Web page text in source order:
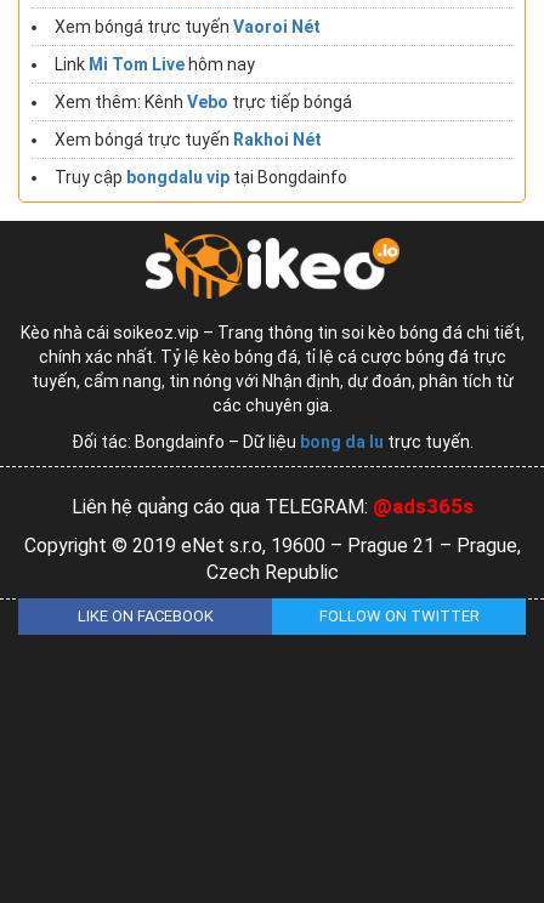
Xem bóngá trực tuyến Vaoroi Nét
Link Mi Tom Live hôm nay
Xem thêm: Kênh Vebo trực tiếp bóngá
Xem bóngá trực tuyến Rakhoi Nét
Truy cập bongdalu vip tại Bongdainfo
Kèo nhà cái soikeoz.vip – Trang thông tin soi kèo bóng đá chi tiết,
chính xác nhất. Tỷ lệ kèo bóng đá, tỉ lệ cá cược bóng đá trực
tuyến, cẩm nang, tin nóng với Nhận định, dự đoán, phân tích từ
các chuyên gia.
Đối tác: Bongdainfo – Dữ liệu bong da lu trực tuyến.
Liên hệ quảng cáo qua TELEGRAM: @ads365s
Copyright © 2019 eNet s.r.o, 19600 – Prague 21 – Prague,
Czech Republic
LIKE ON FACEBOOK FOLLOW ON TWITTER